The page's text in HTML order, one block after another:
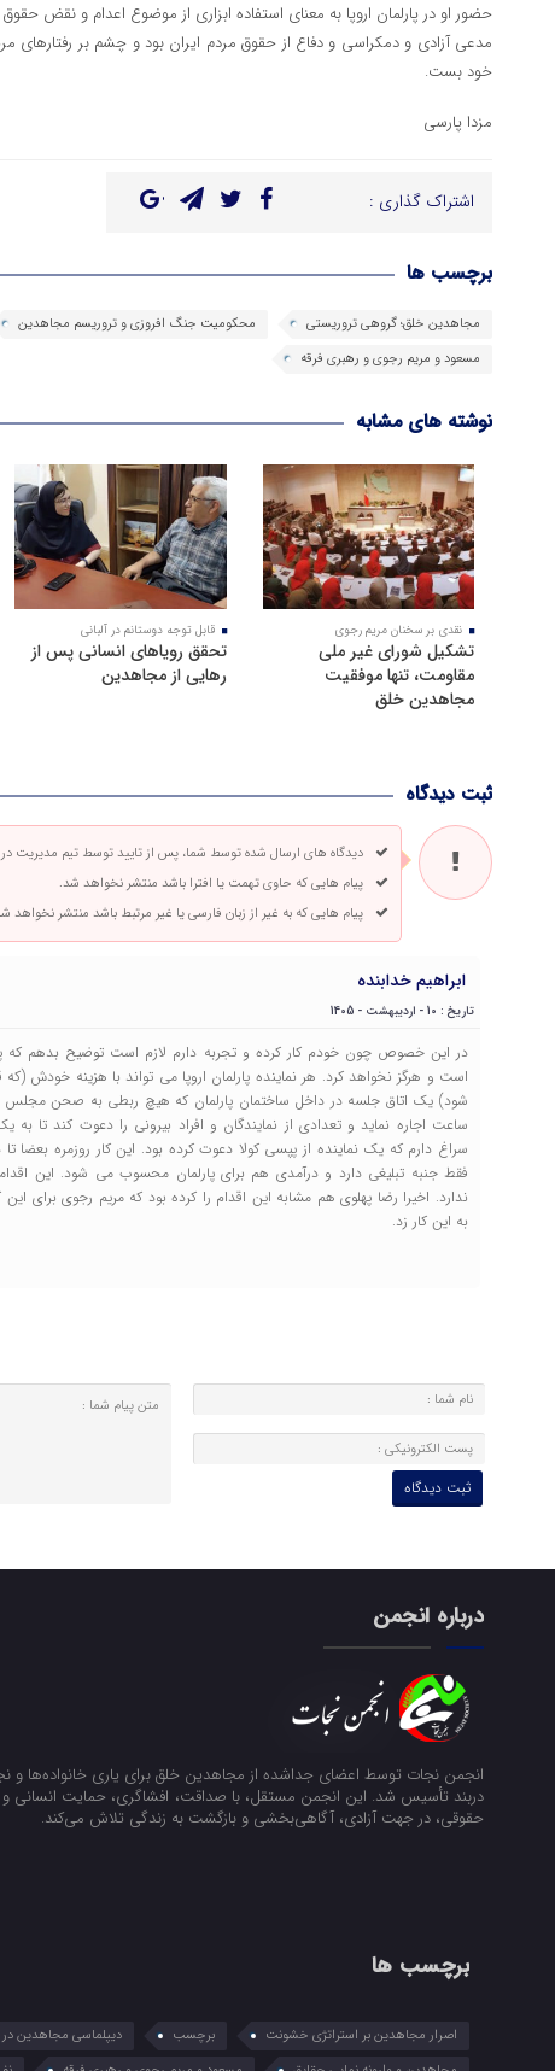
حضور او در پارلمان اروپا به معنای استفاده ابزاری از موضوع اعدام و نقض
مدعی آزادی و دمکراسی و دفاع از حقوق مردم ایران بود و چشم بر رفتارهای
خود بست.
مزدا پارسی
اشتراک گذاری :
برچسب ها
مجاهدین خلق؛ گروهی تروریستی
محکومیت جنگ افروزی و تروریسم مجاهدین
مسعود و مریم رجوی و رهبری فرقه
نوشته های مشابه
نقدی بر سخنان مریم رجوی
تشکیل شورای غیر ملی
مقاومت، تنها موفقیت
مجاهدین خلق
قابل توجه دوستانم در آلبانی
تحقق رویاهای انسانی پس از
رهایی از مجاهدین
ثبت دیدگاه
دیدگاه های ارسال شده توسط شما، پس از تایید توسط تیم مدیریت
پیام هایی که حاوی تهمت یا افترا باشد منتشر نخواهد شد.
پیام هایی که به غیر از زبان فارسی یا غیر مرتبط باشد منتشر نخواهد
ابراهیم خدابنده
تاریخ : 10 - اردیبهشت - 1405
در این خصوص چون خودم کار کرده و تجربه دارم لازم است توضیح بدهم که
است و هرگز نخواهد کرد. هر نماینده پارلمان اروپا می تواند با هزینه
شود) یک اتاق جلسه در داخل ساختمان پارلمان که هیچ ربطی به صحن مجلس
ساعت اجاره نماید و تعدادی از نمایندگان و افراد بیرونی را دعوت کند
سراغ دارم که یک نماینده از پپسی کولا دعوت کرده بود. این کار روزمره بعضا
فقط جنبه تبلیغی دارد و درآمدی هم برای پارلمان محسوب می شود. این
ندارد. اخیرا رضا پهلوی هم مشابه این اقدام را کرده بود که مریم رجوی برای
به این کار زد.
درباره انجمن
انجمن نجات توسط اعضای جداشده از مجاهدین خلق برای یاری خانواده‌ها و
دربند تأسیس شد. این انجمن مستقل، با صداقت، افشاگری، حمایت انسانی و
حقوقی، در جهت آزادی، آگاهی‌بخشی و بازگشت به زندگی تلاش می‌کند.
برچسب ها
اصرار مجاهدین بر استراتژی خشونت برچسب دیپلماسی مجاهدین در